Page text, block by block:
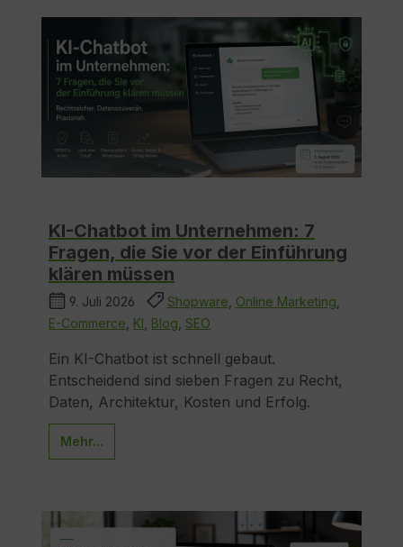
KI-Chatbot im Unternehmen: 7
Fragen, die Sie vor der Einführung
klären müssen
9. Juli 2026 Shopware Online Marketing
E-Commerce KI Blog SEO
Ein KI-Chatbot ist schnell gebaut.
Entscheidend sind sieben Fragen zu Recht,
Daten, Architektur, Kosten und Erfolg.
Mehr...